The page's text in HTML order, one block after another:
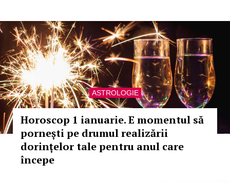
ASTROLOGIE
Horoscop 1 ianuarie. E momentul să
pornești pe drumul realizării
dorințelor tale pentru anul care
începe